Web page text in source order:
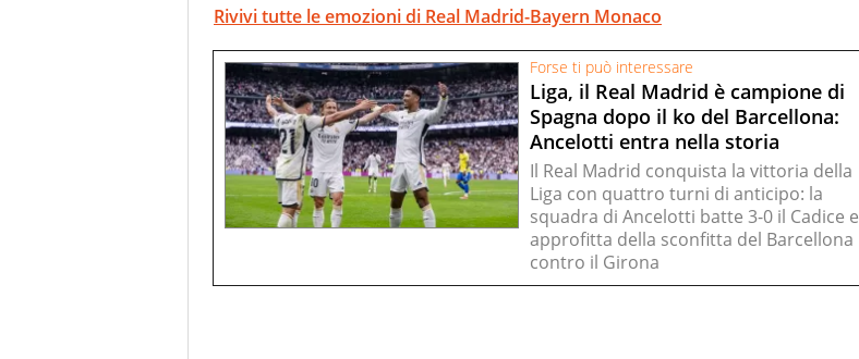
Rivivi tutte le emozioni di Real Madrid-Bayern Monaco
Forse ti può interessare
Liga, il Real Madrid è campione di
Spagna dopo il ko del Barcellona:
Ancelotti entra nella storia
Il Real Madrid conquista la vittoria della
Liga con quattro turni di anticipo: la
squadra di Ancelotti batte 3-0 il Cadice e
approfitta della sconfitta del Barcellona
contro il Girona